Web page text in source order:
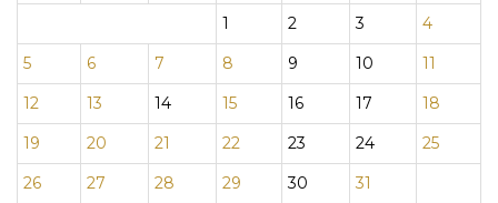
1
2 3
4
5
6 7 8 9 10
11
12
13 14 15 16 17
18
19
20 21 22 23 24
25
26
27 28 29 30 31